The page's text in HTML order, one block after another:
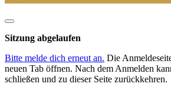
Dialog
schließen
Sitzung abgelaufen
Bitte melde dich erneut an. Die
neuen Tab öffnen. Nach dem Anmelden
schließen und zu dieser Seite zurückkehren.